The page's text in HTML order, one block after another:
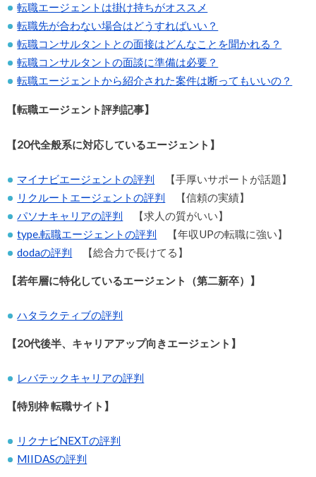
転職エージェントは掛け持ちがオススメ
転職先が合わない場合はどうすればいい？
転職コンサルタントとの面接はどんなことを聞かれる？
転職コンサルタントの面談に準備は必要？
転職エージェントから紹介された案件は断ってもいいの？
【転職エージェント評判記事】
【20代全般系に対応しているエージェント】
マイナビエージェントの評判 【手厚いサポートが話題】
リクルートエージェントの評判 【信頼の実績】
パソナキャリアの評判 【求人の質がいい】
type.転職エージェントの評判 【年収UPの転職に強い】
dodaの評判 【総合力で長けてる】
【若年層に特化しているエージェント（第二新卒）】
ハタラクティブの評判
【20代後半、キャリアアップ向きエージェント】
レバテックキャリアの評判
【特別枠 転職サイト】
リクナビNEXTの評判
MIIDASの評判